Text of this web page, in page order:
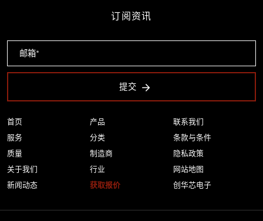
首页
服务
质量
关于我们
新闻动态
产品
分类
制造商
行业
获取报价
联系我们
条款与条件
隐私政策
网站地图
创华芯电子
订阅资讯
提交